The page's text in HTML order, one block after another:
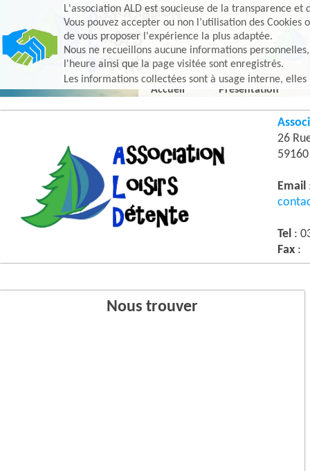
L'association ALD est soucieuse de la transparence et
Vous pouvez accepter ou non l’utilisation des
de vous proposer l'expérience la plus adaptée.
Nous ne recueillons aucune informations
l'heure ainsi que la page visitée sont enregistrés.
Les informations collectées sont à usage interne,
Accueil
Présentation
26
Email
Tel :
Fax :
Nous trouver